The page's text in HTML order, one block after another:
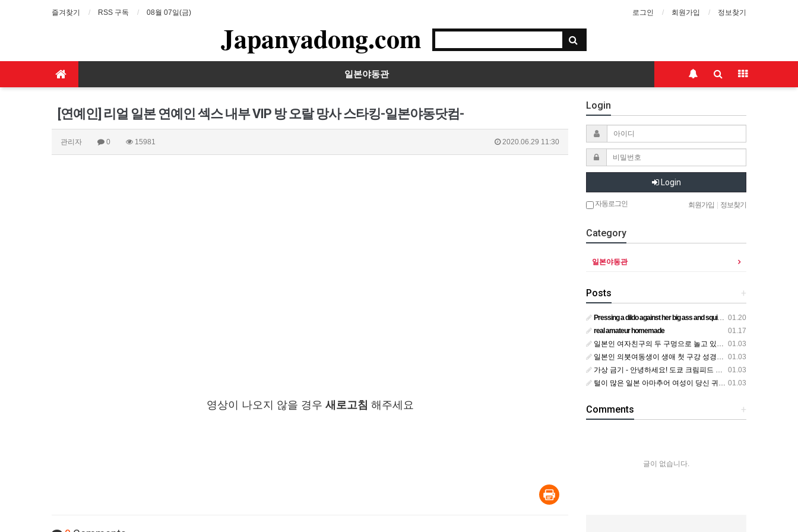
즐겨찾기 RSS 구독 08월 07일(금) 로그인 회원가입 정보찾기
Japanyadong.com
일본야동관
[연예인] 리얼 일본 연예인 섹스 내부 VIP 방 오랄 망사 스타킹-일본야동닷컴-
관리자 0 15981 2020.06.29 11:30
영상이 나오지 않을 경우 새로고침 해주세요
Login
Login
자동로그인 회원가입 정보찾기
Category
일본야동관
+
Posts
01.20
Pressing a dildo against her big ass and squirting from below
01.17
real amateur homemade
01.03
일본인 여자친구의 두 구멍으로 놀고 있어요
01.03
일본인 의붓여동생이 생애 첫 구강 성경험을 공개하다
01.03
가상 금기 - 안녕하세요! 도쿄 크림피드 시엘에서
01.03
털이 많은 일본 아마추어 여성이 당신 귀에 대고 신음하며 자위합니다. 그녀가 오르가즘에 도달하는 모습을 보세요?
+
Comments
글이 없습니다.